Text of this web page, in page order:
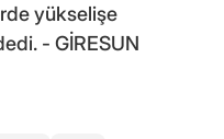
yükselişe
- GİRESUN